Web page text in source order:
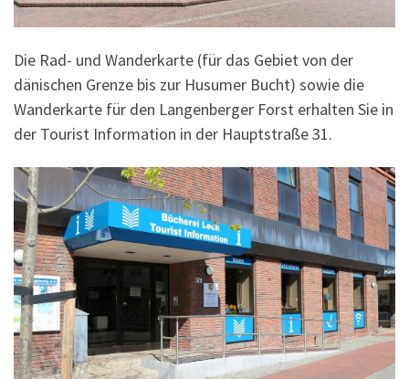
Die Rad- und Wanderkarte (für das Gebiet von der
dänischen Grenze bis zur Husumer Bucht) sowie die
Wanderkarte für den Langenberger Forst erhalten Sie in
der Tourist Information in der Hauptstraße 31.